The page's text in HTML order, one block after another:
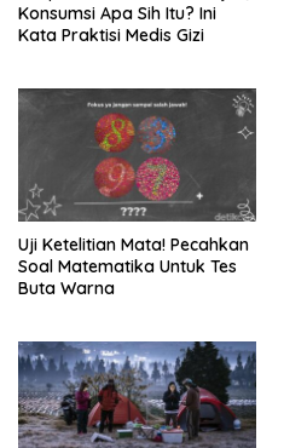
Konsumsi Apa Sih Itu? Ini
Kata Praktisi Medis Gizi
Uji Ketelitian Mata! Pecahkan
Soal Matematika Untuk Tes
Buta Warna